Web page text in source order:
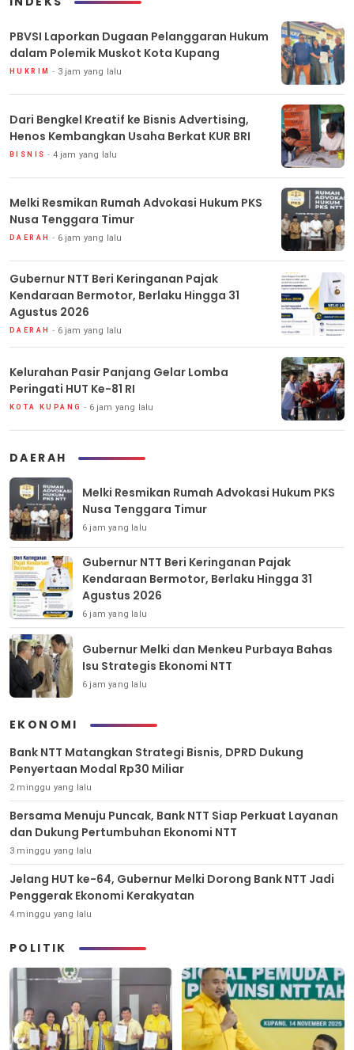
PBVSI Laporkan Dugaan Pelanggaran Hukum
dalam Polemik Muskot Kota Kupang
HUKRIM 3 jam yang lalu
Dari Bengkel Kreatif ke Bisnis Advertising,
Henos Kembangkan Usaha Berkat KUR BRI
BISNIS 4 jam yang lalu
Melki Resmikan Rumah Advokasi Hukum PKS
Nusa Tenggara Timur
DAERAH 6 jam yang lalu
Gubernur NTT Beri Keringanan Pajak
Kendaraan Bermotor, Berlaku Hingga 31
Agustus 2026
DAERAH 6 jam yang lalu
Kelurahan Pasir Panjang Gelar Lomba
Peringati HUT Ke-81 RI
KOTA KUPANG 6 jam yang lalu
DAERAH
Melki Resmikan Rumah Advokasi Hukum PKS
Nusa Tenggara Timur
6 jam yang lalu
Gubernur NTT Beri Keringanan Pajak
Kendaraan Bermotor, Berlaku Hingga 31
Agustus 2026
6 jam yang lalu
Gubernur Melki dan Menkeu Purbaya Bahas
Isu Strategis Ekonomi NTT
6 jam yang lalu
EKONOMI
Bank NTT Matangkan Strategi Bisnis, DPRD Dukung
Penyertaan Modal Rp30 Miliar
2 minggu yang lalu
Bersama Menuju Puncak, Bank NTT Siap Perkuat Layanan
dan Dukung Pertumbuhan Ekonomi NTT
3 minggu yang lalu
Jelang HUT ke-64, Gubernur Melki Dorong Bank NTT Jadi
Penggerak Ekonomi Kerakyatan
4 minggu yang lalu
POLITIK